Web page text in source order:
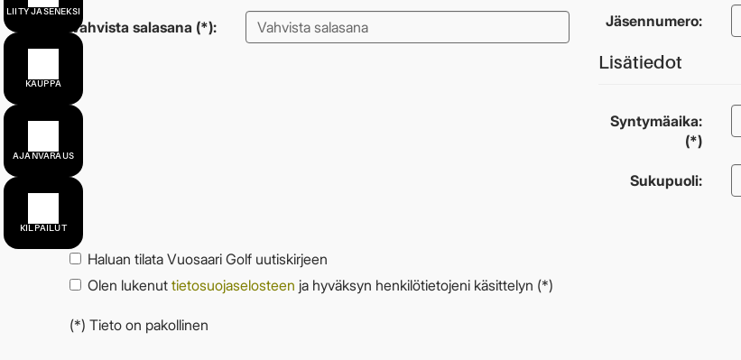
LIITY JÄSENEKSI
KAUPPA
AJANVARAUS
KILPAILUT
Vahvista salasana (*): Jäsennumero:
Lisätiedot
Syntymäaika:
(*)
Sukupuoli:
Haluan tilata Vuosaari Golf uutiskirjeen
Olen lukenut tietosuojaselosteen ja hyväksyn henkilötietojeni käsittelyn (*)
(*) Tieto on pakollinen